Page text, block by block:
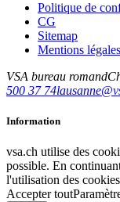
Politique de
CG
Sitemap
Mentions légales
VSA bureau romand
500 37 74
Information
vsa.ch utilise des
possible. En
l'utilisation des
Accepter tout